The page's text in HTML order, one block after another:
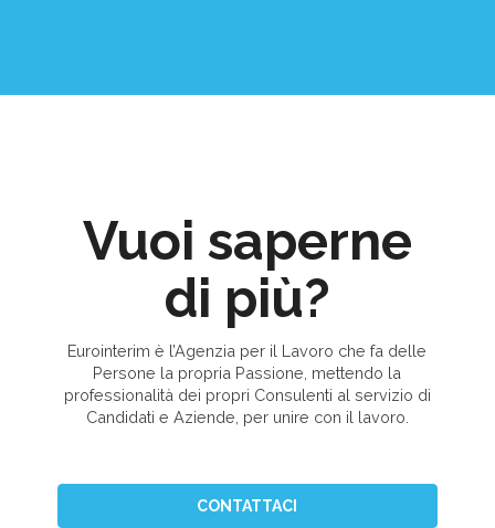
Vuoi saperne
di più?
Eurointerim è l’Agenzia per il Lavoro che fa delle
Persone la propria Passione, mettendo la
professionalità dei propri Consulenti al servizio di
Candidati e Aziende, per unire con il lavoro.
CONTATTACI